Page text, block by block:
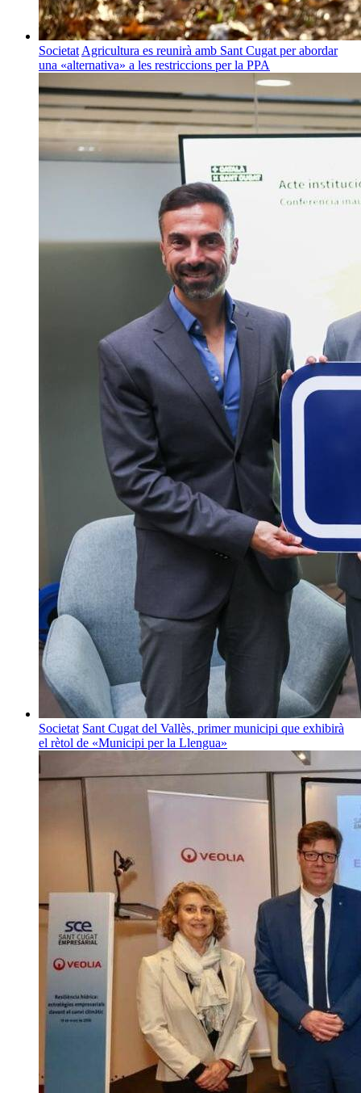
Societat Agricultura es reunirà amb Sant Cugat per abordar
una «alternativa» a les restriccions per la PPA
Societat Sant Cugat del Vallès, primer municipi que exhibirà
el rètol de «Municipi per la Llengua»